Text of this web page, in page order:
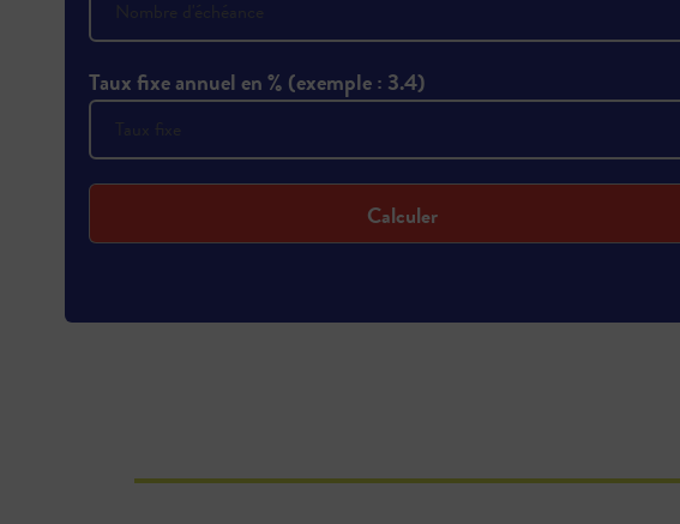
Taux fixe annuel en % (exemple : 3.4)
Calculer